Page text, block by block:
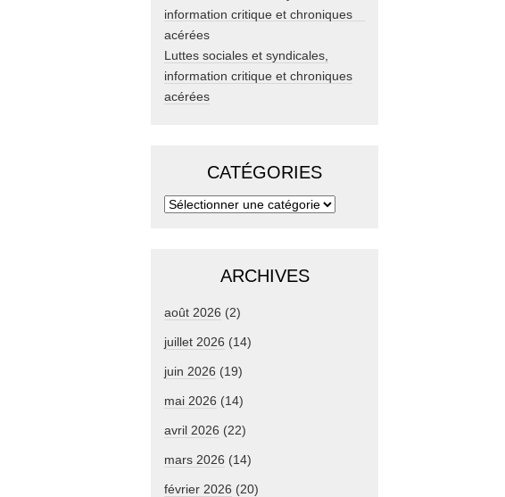
Luttes sociales et syndicales,
information critique et chroniques
acérées
CATÉGORIES
ARCHIVES
août 2026 (2)
juillet 2026 (14)
juin 2026 (19)
mai 2026 (14)
avril 2026 (22)
mars 2026 (14)
février 2026 (20)